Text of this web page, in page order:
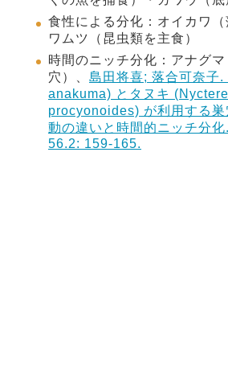
食性による分化：オイカワ
ワムツ（昆虫類を主食）
時間のニッチ分化：アナグ
穴）、 島田将喜; 落合可奈子
anakuma) とタヌキ
procyonoides) が利用する巣
動の違いと時間的ニッチ分
56.2: 159-165.